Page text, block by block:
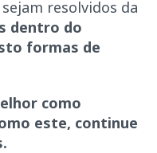
resolvidos da
dentro do
formas de
como
este, continue